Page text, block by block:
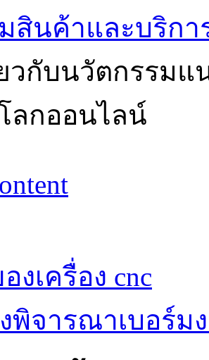
สินค้าและบริกา
วกับนวัตกรรมแ
ลกออนไลน์
งเครื่อง cnc
พิจารณาเบอร์